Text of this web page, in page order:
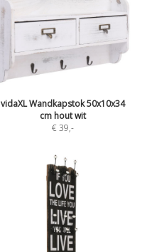
vidaXL Wandkapstok 50x10x34
cm hout wit
€ 39,-